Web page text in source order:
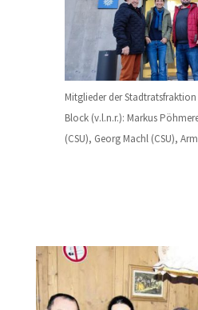
Mitglieder der Stadtratsfraktion
Block (v.l.n.r.): Markus
(CSU), Georg Machl (CSU),